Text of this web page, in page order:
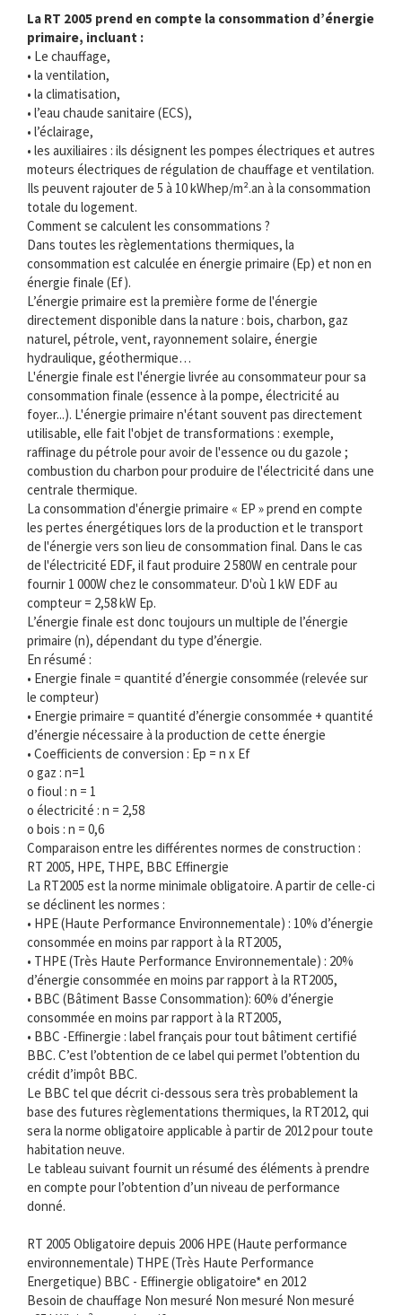
La RT 2005 prend en compte la consommation d’énergie
primaire, incluant :
• Le chauffage,
• la ventilation,
• la climatisation,
• l’eau chaude sanitaire (ECS),
• l’éclairage,
• les auxiliaires : ils désignent les pompes électriques et autres
moteurs électriques de régulation de chauffage et ventilation.
Ils peuvent rajouter de 5 à 10 kWhep/m².an à la consommation
totale du logement.
Comment se calculent les consommations ?
Dans toutes les règlementations thermiques, la
consommation est calculée en énergie primaire (Ep) et non en
énergie finale (Ef).
L’énergie primaire est la première forme de l'énergie
directement disponible dans la nature : bois, charbon, gaz
naturel, pétrole, vent, rayonnement solaire, énergie
hydraulique, géothermique…
L'énergie finale est l'énergie livrée au consommateur pour sa
consommation finale (essence à la pompe, électricité au
foyer...). L'énergie primaire n'étant souvent pas directement
utilisable, elle fait l'objet de transformations : exemple,
raffinage du pétrole pour avoir de l'essence ou du gazole ;
combustion du charbon pour produire de l'électricité dans une
centrale thermique.
La consommation d'énergie primaire « EP » prend en compte
les pertes énergétiques lors de la production et le transport
de l'énergie vers son lieu de consommation final. Dans le cas
de l'électricité EDF, il faut produire 2 580W en centrale pour
fournir 1 000W chez le consommateur. D'où 1 kW EDF au
compteur = 2,58 kW Ep.
L’énergie finale est donc toujours un multiple de l’énergie
primaire (n), dépendant du type d’énergie.
En résumé :
• Energie finale = quantité d’énergie consommée (relevée sur
le compteur)
• Energie primaire = quantité d’énergie consommée + quantité
d’énergie nécessaire à la production de cette énergie
• Coefficients de conversion : Ep = n x Ef
o gaz : n=1
o fioul : n = 1
o électricité : n = 2,58
o bois : n = 0,6
Comparaison entre les différentes normes de construction :
RT 2005, HPE, THPE, BBC Effinergie
La RT2005 est la norme minimale obligatoire. A partir de celle-ci
se déclinent les normes :
• HPE (Haute Performance Environnementale) : 10% d’énergie
consommée en moins par rapport à la RT2005,
• THPE (Très Haute Performance Environnementale) : 20%
d’énergie consommée en moins par rapport à la RT2005,
• BBC (Bâtiment Basse Consommation): 60% d’énergie
consommée en moins par rapport à la RT2005,
• BBC -Effinergie : label français pour tout bâtiment certifié
BBC. C’est l’obtention de ce label qui permet l’obtention du
crédit d’impôt BBC.
Le BBC tel que décrit ci-dessous sera très probablement la
base des futures règlementations thermiques, la RT2012, qui
sera la norme obligatoire applicable à partir de 2012 pour toute
habitation neuve.
Le tableau suivant fournit un résumé des éléments à prendre
en compte pour l’obtention d’un niveau de performance
donné.
RT 2005 Obligatoire depuis 2006 HPE (Haute performance
environnementale) THPE (Très Haute Performance
Energetique) BBC - Effinergie obligatoire* en 2012
Besoin de chauffage Non mesuré Non mesuré Non mesuré